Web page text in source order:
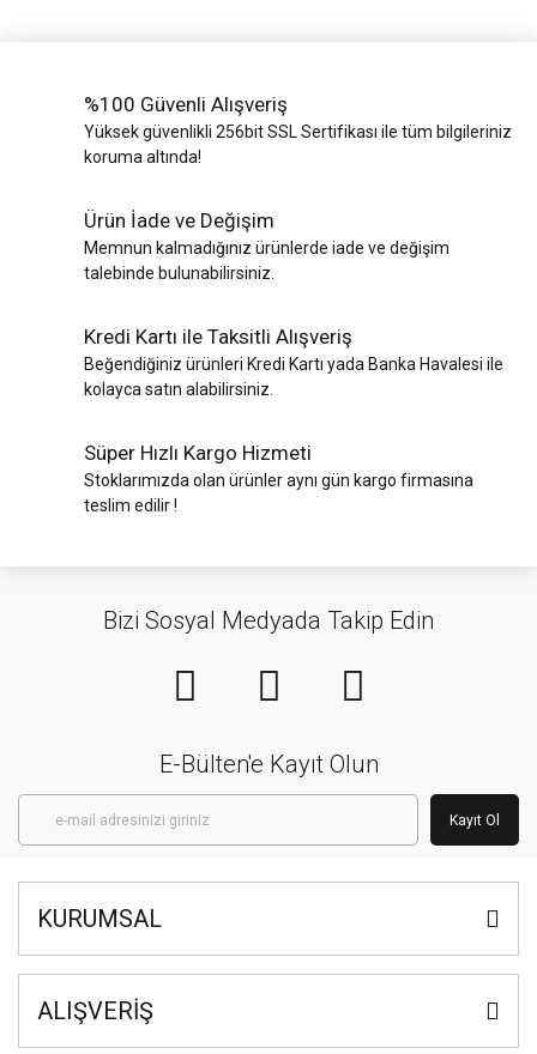
%100 Güvenli Alışveriş
Yüksek güvenlikli 256bit SSL Sertifikası ile tüm bilgileriniz
koruma altında!
Ürün İade ve Değişim
Memnun kalmadığınız ürünlerde iade ve değişim
talebinde bulunabilirsiniz.
Kredi Kartı ile Taksitli Alışveriş
Beğendiğiniz ürünleri Kredi Kartı yada Banka Havalesi ile
kolayca satın alabilirsiniz.
Süper Hızlı Kargo Hizmeti
Stoklarımızda olan ürünler aynı gün kargo firmasına
teslim edilir !
Bizi Sosyal Medyada Takip Edin
E-Bülten'e Kayıt Olun
Kayıt Ol
KURUMSAL
ALIŞVERİŞ